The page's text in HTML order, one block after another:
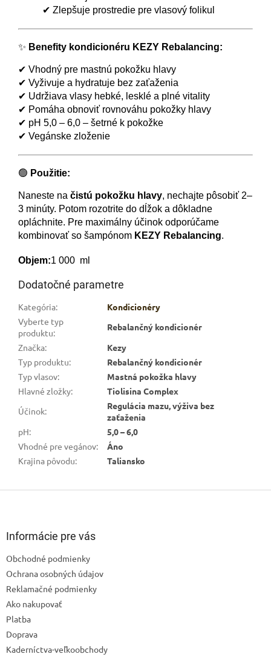
✔ Zlepšuje prostredie pre vlasový folikul
✨ Benefity kondicionéru KEZY Rebalancing:
✔ Vhodný pre mastnú pokožku hlavy
✔ Vyživuje a hydratuje bez zaťaženia
✔ Udržiava vlasy hebké, lesklé a plné vitality
✔ Pomáha obnoviť rovnováhu pokožky hlavy
✔ pH 5,0 – 6,0 – šetrné k pokožke
✔ Vegánske zloženie
🟢 Použitie:
Naneste na čistú pokožku hlavy, nechajte pôsobiť 2–
3 minúty. Potom rozotrite do dĺžok a dôkladne
opláchnite. Pre maximálny účinok odporúčame
kombinovať so šampónom KEZY Rebalancing.
Objem:1 000 ml
Dodatočné parametre
Kategória:
Kondicionéry
Vyberte typ
produktu:
Rebalančný kondicionér
Značka:
Kezy
Typ produktu:
Rebalančný kondicionér
Typ vlasov:
Mastná pokožka hlavy
Hlavné zložky:
Tiolisina Complex
Účinok:
Regulácia mazu, výživa bez
zaťaženia
pH:
5,0 – 6,0
Vhodné pre vegánov:
Áno
Krajina pôvodu: Taliansko
Informácie pre vás
Obchodné podmienky
Ochrana osobných údajov
Reklamačné podmienky
Ako nakupovať
Platba
Doprava
Kaderníctva-veľkoobchody